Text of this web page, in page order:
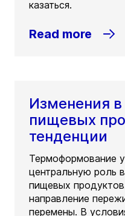
казаться.
Read more
Изменения
пищевых
тенденции
Термоформование
центральную роль
пищевых
направление
перемены. В